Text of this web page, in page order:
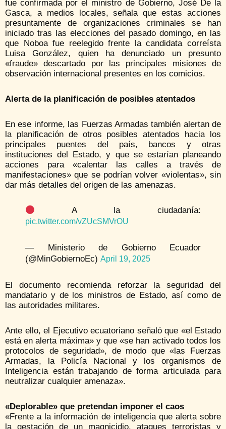
fue confirmada por el ministro de Gobierno, José De la
Gasca, a medios locales, señala que estas acciones
presuntamente de organizaciones criminales se han
iniciado tras las elecciones del pasado domingo, en las
que Noboa fue reelegido frente la candidata correísta
Luisa González, quien ha denunciado un presunto
«fraude» descartado por las principales misiones de
observación internacional presentes en los comicios.
Alerta de la planificación de posibles atentados
En ese informe, las Fuerzas Armadas también alertan de
la planificación de otros posibles atentados hacia los
principales puentes del país, bancos y otras
instituciones del Estado, y que se estarían planeando
acciones para «calentar las calles a través de
manifestaciones» que se podrían volver «violentas», sin
dar más detalles del origen de las amenazas.
A la ciudadanía:
pic.twitter.com/vZUcSMVrOU
— Ministerio de Gobierno Ecuador
(@MinGobiernoEc) April 19, 2025
El documento recomienda reforzar la seguridad del
mandatario y de los ministros de Estado, así como de
las autoridades militares.
Ante ello, el Ejecutivo ecuatoriano señaló que «el Estado
está en alerta máxima» y que «se han activado todos los
protocolos de seguridad», de modo que «las Fuerzas
Armadas, la Policía Nacional y los organismos de
Inteligencia están trabajando de forma articulada para
neutralizar cualquier amenaza».
«Deplorable» que pretendan imponer el caos
«Frente a la información de inteligencia que alerta sobre
la gestación de un magnicidio, ataques terroristas y